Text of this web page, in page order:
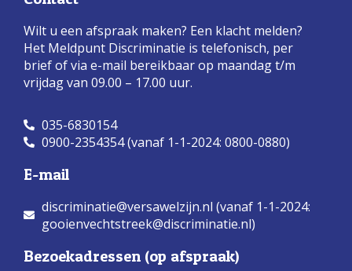
Wilt u een afspraak maken? Een klacht melden?
Het Meldpunt Discriminatie is telefonisch, per
brief of via e-mail bereikbaar op maandag t/m
vrijdag van 09.00 – 17.00 uur.
035-6830154
0900-2354354 (vanaf 1-1-2024: 0800-0880)
E-mail
discriminatie@versawelzijn.nl (vanaf 1-1-2024:
gooienvechtstreek@discriminatie.nl)
Bezoekadressen (op afspraak)